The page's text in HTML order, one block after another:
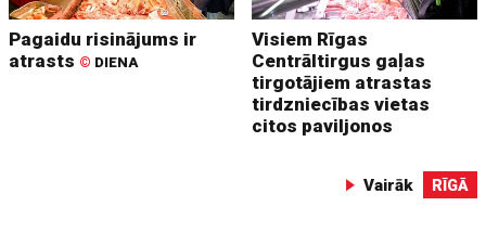
Pagaidu risinājums ir
atrasts © DIENA
Visiem Rīgas
Centrāltirgus gaļas
tirgotājiem atrastas
tirdzniecības vietas
citos paviljonos
Vairāk RĪGĀ